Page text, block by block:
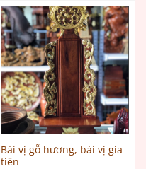
Bài vị gỗ hương, bài vị gia
tiên